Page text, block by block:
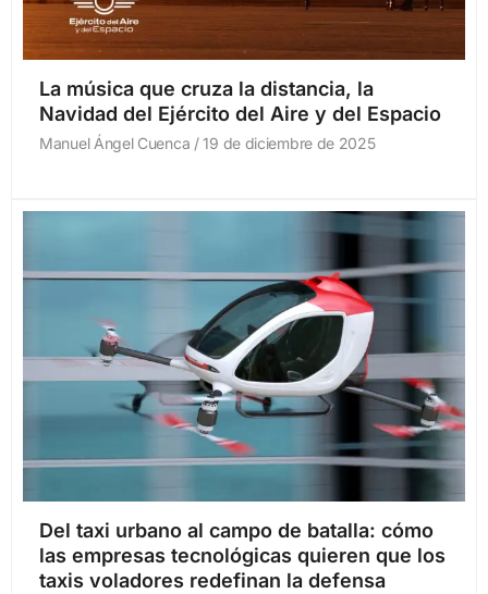
La música que cruza la distancia, la
Navidad del Ejército del Aire y del Espacio
Manuel Ángel Cuenca 19 de diciembre de 2025
Del taxi urbano al campo de batalla: cómo
las empresas tecnológicas quieren que los
taxis voladores redefinan la defensa